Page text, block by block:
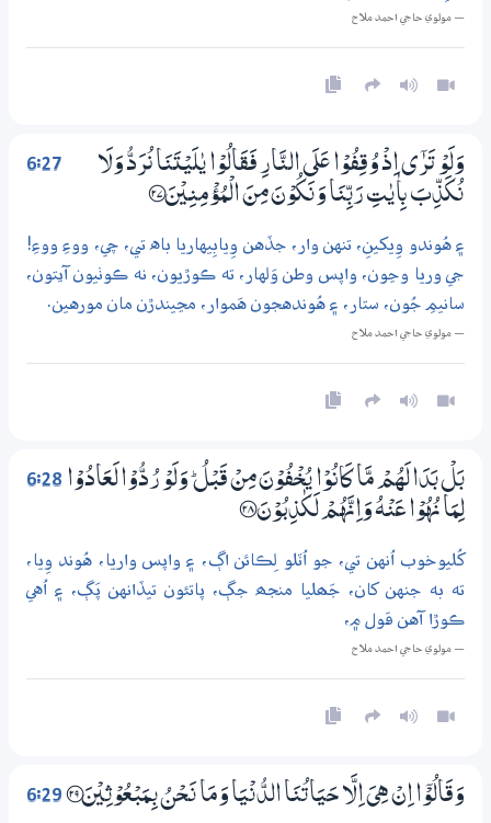
— مولوي حاجي احمد ملاح
6:27
وَلَوْ تَرٰٓي اِذْ وُقِفُوْا عَلَي النَّارِ فَقَالُوْا يٰلَيْتَنَا نُرَدُّ وَلَا
نُكَذِّبَ بِاٰيٰتِ رَبِّنَا وَنَكُوْنَ مِنَ الْمُؤْمِنِيْنَ ؀27
۽ هُوندو وِيکينِ، تنهن وار، جڏهن وِيابِيهاريا باه تي، چي، ووءِ ووءِ!
جي وريا وڃون، واپس وطن وَلهار، ته ڪوڙيون، نه ڪوٺيون آيتون،
سانيمِ جُون، ستار، ۽ هُوندهجون هَموار، مڃيندڙن مان مورهين.
— مولوي حاجي احمد ملاح
6:28 بَلْ بَدَا لَهُمْ مَّا كَانُوْا يُـخْفُوْنَ مِنْ قَبْلُ ۭ وَلَوْ رُدُّوْا لَعَادُوْا
لِمَا نُهُوْا عَنْهُ وَاِنَّهُمْ لَكٰذِبُوْنَ ؀28
کُليوخوب اُنهن تي، جو اُٽلو لِڪائن اڳ، ۽ واپس واريا، هُوند وِيا،
ته به جنهن کان، جَھليا منجھ جڳ، پاتئون تيڏانهن پَڳ، ۽ اُهي
ڪوڙا آهن قول ۾،
— مولوي حاجي احمد ملاح
6:29 وَقَالُوْٓا اِنْ هِىَ اِلَّا حَيَاتُنَا الدُّنْيَا وَمَا نَـحْنُ بِـمَبْعُوْثِيْنَ ؀29